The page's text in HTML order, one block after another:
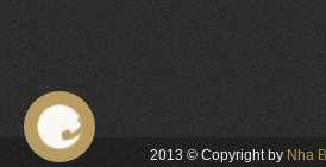
2013 © Copyright by Nha
Liên Hệ